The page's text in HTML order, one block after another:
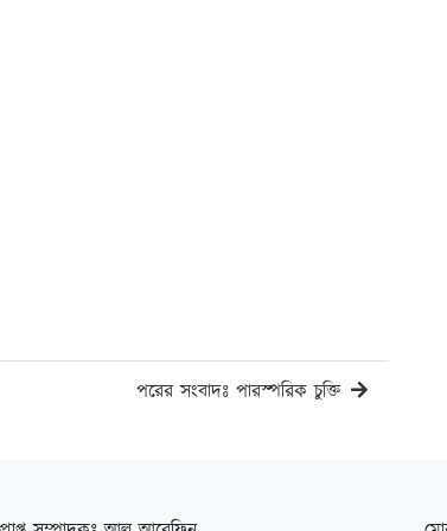
পরের সংবাদঃ পারস্পরিক চুক্তি